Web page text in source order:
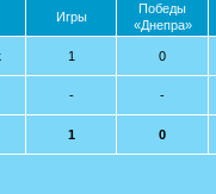
Игры
Победы
«Днепра»
1 0
- -
1 0